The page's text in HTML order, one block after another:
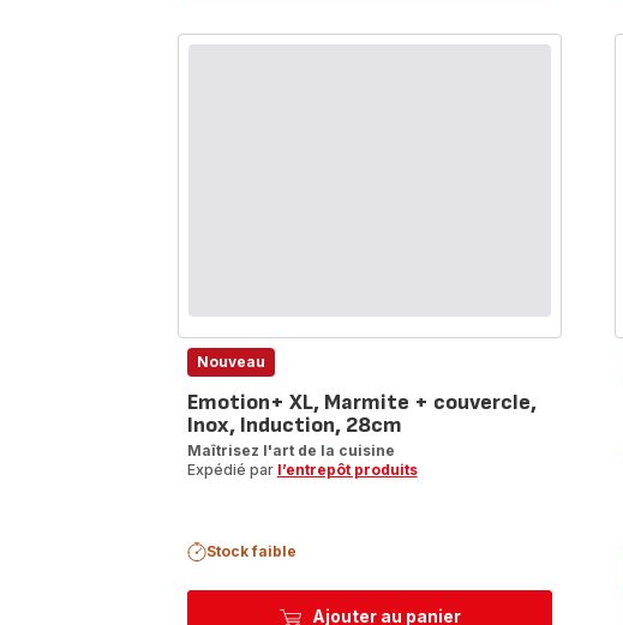
Ajouter au panier
Nouveau
Emotion+ XL, Marmite + couvercle,
Inox, Induction, 28cm
Maîtrisez l'art de la cuisine
Expédié par l’entrepôt produits
Stock faible